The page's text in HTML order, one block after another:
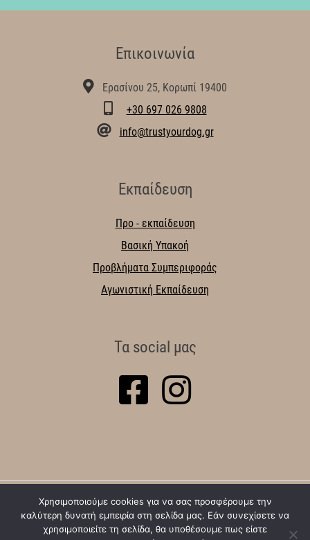
Επικοινωνία
Ερασίνου 25, Κορωπί 19400
+30 697 026 9808
info@trustyourdog.gr
Εκπαίδευση
Προ - εκπαίδευση
Βασική Υπακοή
Προβλήματα Συμπεριφοράς
Αγωνιστική Εκπαίδευση
Τα social μας
Πολιτική Απορρήτου Πολιτική Cookies
Χρησιμοποιούμε cookies για να σας προσφέρουμε την
καλύτερη δυνατή εμπειρία στη σελίδα μας. Εάν συνεχίσετε να
χρησιμοποιείτε τη σελίδα, θα υποθέσουμε πως είστε